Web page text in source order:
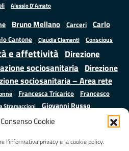
Cookie
l’informativa privacy e la cookie policy.
Alessio D'Amato
Bruno Mellano Carceri
Carlo
Cantone Claudia Clementi Conscious
e affettività Direzione
sociosanitaria Direzione
sociosanitaria – Area rete
Francesca Tricarico
Francesco
Stramaccioni Giovanni Russo
e cultura
Mauro
Giustizia Minori Misure